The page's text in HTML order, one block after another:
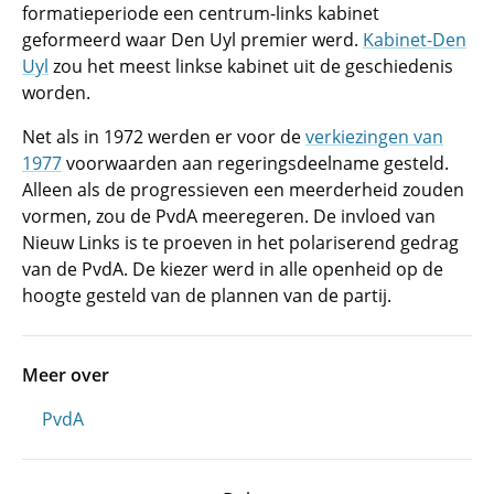
formatieperiode een centrum-links kabinet
geformeerd waar Den Uyl premier werd. Kabinet-Den
Uyl zou het meest linkse kabinet uit de geschiedenis
worden.
Net als in 1972 werden er voor deverkiezingen van
1977voorwaarden aan regeringsdeelname gesteld.
Alleen als de progressieven een meerderheid zouden
vormen, zou de PvdA meeregeren. De invloed van
Nieuw Links is te proeven in het polariserend gedrag
van de PvdA. De kiezer werd in alle openheid op de
hoogte gesteld van de plannen van de partij.
Meer over
PvdA